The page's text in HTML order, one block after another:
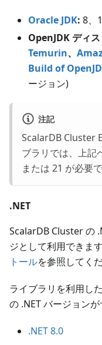
Oracle JDK: 8、
OpenJDK ディ
Temurin、
Build of
ージョン)
注記
ScalarDB Cluster
ブラリでは、上記
または 21 が必要で
.NET
ScalarDB Cluster の
ジとして利用できま
トールを参照してくだ
ライブラリを利用し
の .NET バージョンが
.NET 8.0